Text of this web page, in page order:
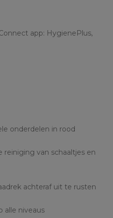
app: HygienePlus,
onderdelen in rood
reiniging van schaaltjes en
achteraf uit te rusten
alle niveaus